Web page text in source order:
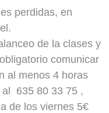
perdidas, en
de la clases y
comunicar
al menos 4 horas
al 635 80 33 75 ,
de los viernes 5€